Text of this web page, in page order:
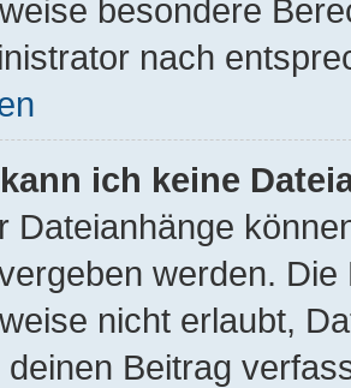
besondere
nach
ich keine
Dateianhänge
werden.
nicht erlaubt,
deinen Beitrag